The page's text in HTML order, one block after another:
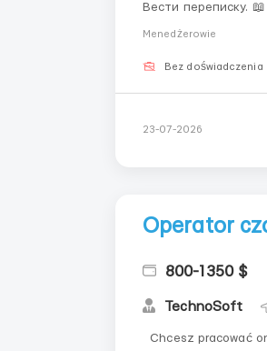
Вести переписку. 📖
предлагаем: 💸
Menedżerowie
Bez doświadczenia
23-07-2026
Operator
800-1350 $
TechnoSoft
Chcesz pracować